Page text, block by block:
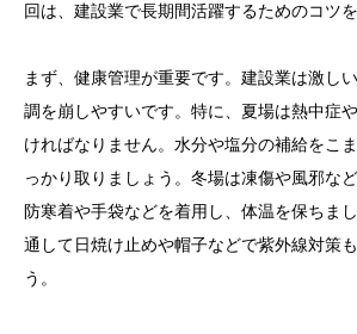
回は、建設業で長期間活躍するためのコツを
まず、健康管理が重要です。建設業は激し
調を崩しやすいです。特に、夏場は熱中症
ければなりません。水分や塩分の補給をこ
っかり取りましょう。冬場は凍傷や風邪な
防寒着や手袋などを着用し、体温を保ちま
通して日焼け止めや帽子などで紫外線対策
う。